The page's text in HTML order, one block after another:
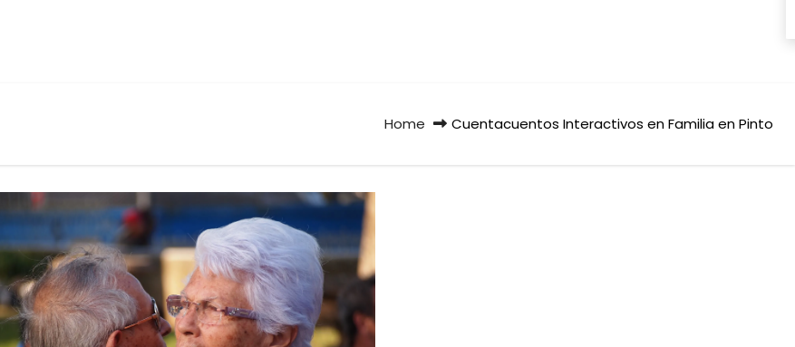
Home Cuentacuentos Interactivos en Familia en Pinto